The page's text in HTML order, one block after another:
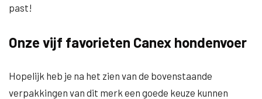
past!
Onze vijf favorieten Canex hondenvoer
Hopelijk heb je na het zien van de bovenstaande
verpakkingen van dit merk een goede keuze kunnen